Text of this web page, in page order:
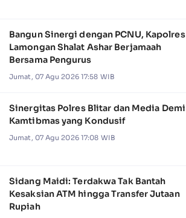
Bangun Sinergi dengan PCNU, Kapolres
Lamongan Shalat Ashar Berjamaah
Bersama Pengurus
Jumat, 07 Agu 2026 17:58 WIB
Sinergitas Polres Blitar dan Media Demi
Kamtibmas yang Kondusif
Jumat, 07 Agu 2026 17:08 WIB
Sidang Maidi: Terdakwa Tak Bantah
Kesaksian ATM hingga Transfer Jutaan
Rupiah